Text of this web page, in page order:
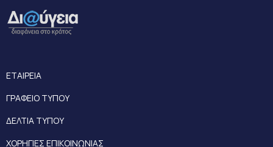
ΕΤΑΙΡΕΙΑ
ΓΡΑΦΕΙΟ ΤΥΠΟΥ
ΔΕΛΤΙΑ ΤΥΠΟΥ
ΧΟΡΗΓΙΕΣ ΕΠΙΚΟΙΝΩΝΙΑΣ